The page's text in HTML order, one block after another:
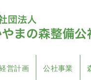
営計画 公社事業